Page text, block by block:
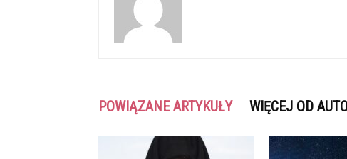
POWIĄZANE ARTYKUŁY WIĘCEJ OD